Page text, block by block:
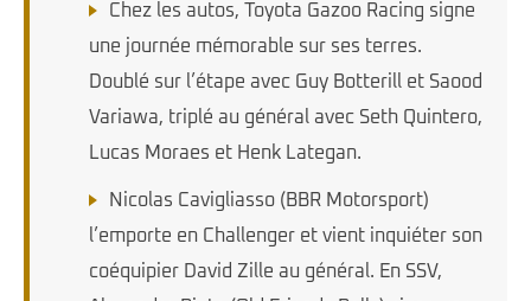
Chez les autos, Toyota Gazoo Racing signe
une journée mémorable sur ses terres.
Doublé sur l’étape avec Guy Botterill et Saood
Variawa, triplé au général avec Seth Quintero,
Lucas Moraes et Henk Lategan.
Nicolas Cavigliasso (BBR Motorsport)
l’emporte en Challenger et vient inquiéter son
coéquipier David Zille au général. En SSV,